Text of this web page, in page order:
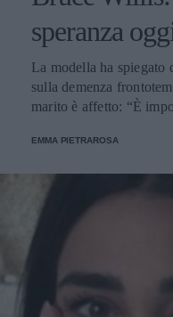
speranza
La modella ha spiegato
sulla demenza
marito è affetto: “È
EMMA PIETRAROSA